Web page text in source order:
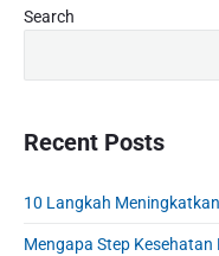
a
i
n
u
P
r
i
d
Search
Recent Posts
10 Langkah
Mengapa Step